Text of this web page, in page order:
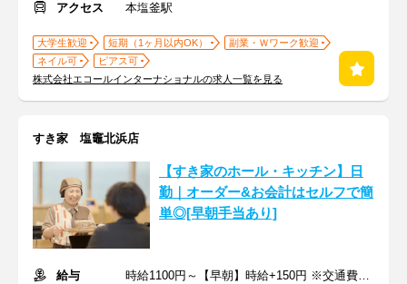
アクセス
本塩釜駅
大学生歓迎 短期（1ヶ月以内OK）
副業・Ｗワーク歓迎
ネイル可
ピアス可
株式会社エコールインターナショナルの求人一覧を見る
すき家 塩竈北浜店
【すき家のホール・キッチン】日
勤｜オーダー&お会計はセルフで簡
単◎[早朝手当あり]
給与
時給1100円～【早朝】時給+150円 ※交通費支給